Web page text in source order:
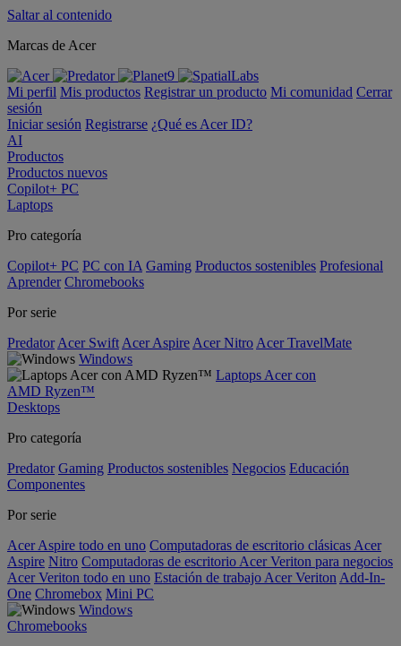
Saltar al contenido
Marcas de Acer
Mi perfil Mis productos Registrar un producto Mi comunidad Cerrar
sesión
Iniciar sesión Registrarse ¿Qué es Acer ID?
AI
Productos
Productos nuevos
Copilot+ PC
Laptops
Pro categoría
Copilot+ PC PC con IA Gaming Productos sostenibles Profesional
Aprender Chromebooks
Por serie
Predator Acer Swift Acer Aspire Acer Nitro Acer TravelMate
Windows
Laptops Acer con
AMD Ryzen™
Desktops
Pro categoría
Predator Gaming Productos sostenibles Negocios Educación
Componentes
Por serie
Acer Aspire todo en uno Computadoras de escritorio clásicas Acer
Aspire Nitro Computadoras de escritorio Acer Veriton para negocios
Acer Veriton todo en uno Estación de trabajo Acer Veriton Add-In-
One Chromebox Mini PC
Windows
Chromebooks